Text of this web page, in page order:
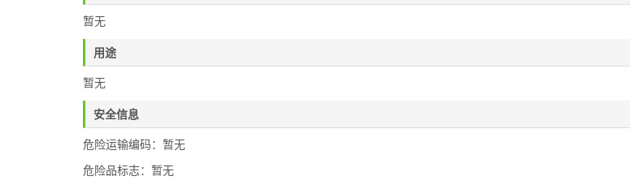
暂无
用途
暂无
安全信息
危险运输编码：暂无
危险品标志：暂无